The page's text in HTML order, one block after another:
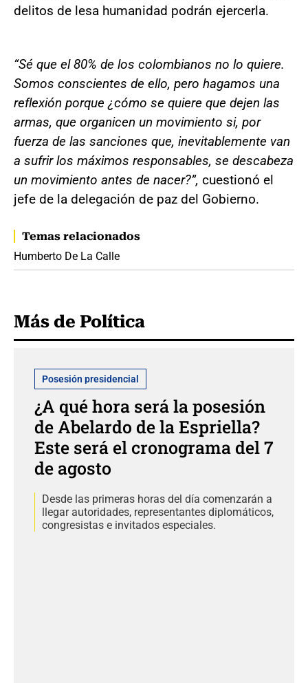
delitos de lesa humanidad podrán ejercerla.
“Sé que el 80% de los colombianos no lo quiere.
Somos conscientes de ello, pero hagamos una
reflexión porque ¿cómo se quiere que dejen las
armas, que organicen un movimiento si, por
fuerza de las sanciones que, inevitablemente van
a sufrir los máximos responsables, se descabeza
un movimiento antes de nacer?”, cuestionó el
jefe de la delegación de paz del Gobierno.
Temas relacionados
Humberto De La Calle
Más de Política
Posesión presidencial
¿A qué hora será la posesión
de Abelardo de la Espriella?
Este será el cronograma del 7
de agosto
Desde las primeras horas del día comenzarán a
llegar autoridades, representantes diplomáticos,
congresistas e invitados especiales.